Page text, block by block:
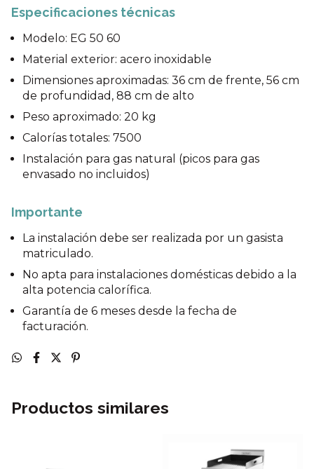
Especificaciones técnicas
Modelo: EG 50 60
Material exterior: acero inoxidable
Dimensiones aproximadas: 36 cm de frente, 56 cm
de profundidad, 88 cm de alto
Peso aproximado: 20 kg
Calorías totales: 7500
Instalación para gas natural (picos para gas
envasado no incluidos)
Importante
La instalación debe ser realizada por un gasista
matriculado.
No apta para instalaciones domésticas debido a la
alta potencia calorífica.
Garantía de 6 meses desde la fecha de
facturación.
Productos similares